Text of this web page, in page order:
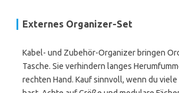
Externes Organizer-Set
Kabel- und Zubehör-Organizer bringen
Tasche. Sie verhindern langes
rechten Hand. Kauf sinnvoll, wenn du